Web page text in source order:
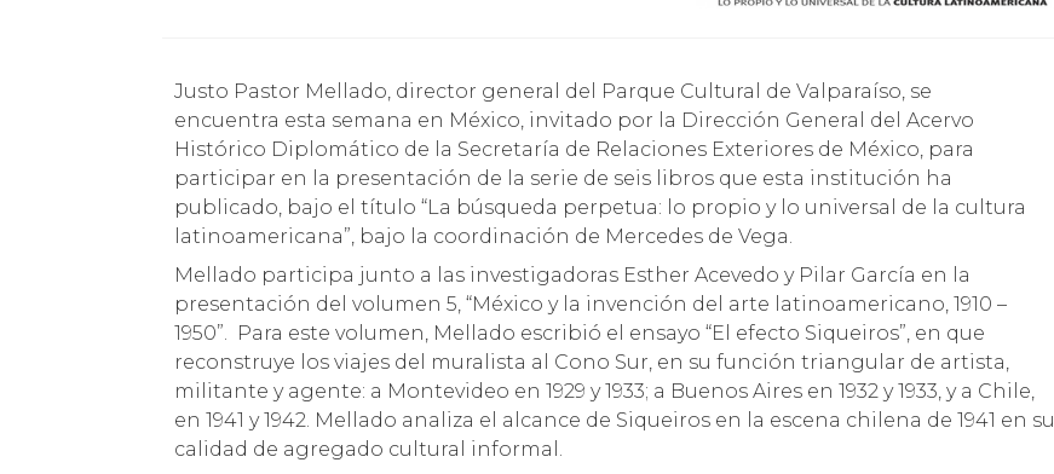
Justo Pastor Mellado, director general del Parque Cultural de Valparaíso, se
encuentra esta semana en México, invitado por la Dirección General del Acervo
Histórico Diplomático de la Secretaría de Relaciones Exteriores de México, para
participar en la presentación de la serie de seis libros que esta institución ha
publicado, bajo el título “La búsqueda perpetua: lo propio y lo universal de la cultura
latinoamericana”, bajo la coordinación de Mercedes de Vega.
Mellado participa junto a las investigadoras Esther Acevedo y Pilar García en la
presentación del volumen 5, “México y la invención del arte latinoamericano, 1910 –
1950”. Para este volumen, Mellado escribió el ensayo “El efecto Siqueiros”, en que
reconstruye los viajes del muralista al Cono Sur, en su función triangular de artista,
militante y agente: a Montevideo en 1929 y 1933; a Buenos Aires en 1932 y 1933, y a Chile,
en 1941 y 1942. Mellado analiza el alcance de Siqueiros en la escena chilena de 1941 en su
calidad de agregado cultural informal.